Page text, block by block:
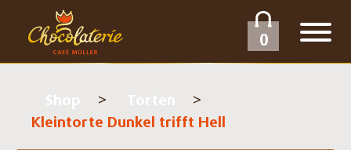
0
Kleintorte Dunkel trifft Hell